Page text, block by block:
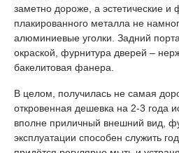
заметно дороже, а эстетические и
плакированного металла не
алюминиевые уголки. Задний
окраской, фурнитура дверей –
бакелитовая фанера.
В целом, получилась не самая
откровенная дешевка на 2-3 года
вполне приличный внешний вид,
эксплуатации способен служить